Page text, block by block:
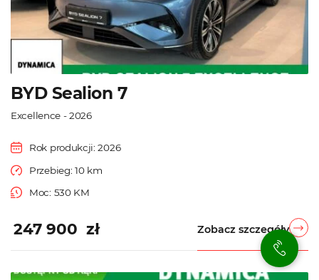
BYD Sealion 7
Excellence - 2026
Rok produkcji: 2026
Przebieg: 10 km
Moc: 530 KM
247 900 zł Zobacz szczegóły